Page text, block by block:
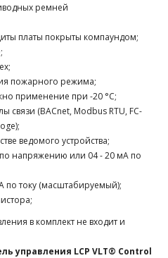
ремней
платы покрыты компаундом;
пожарного режима;
применение при -20 °C;
связи (BACnet, Modbus RTU, FC-
ведомого устройства;
напряжению или 04 - 20 мА по
по току (масштабируемый);
в комплект не входит и
управления LCP VLT® Control